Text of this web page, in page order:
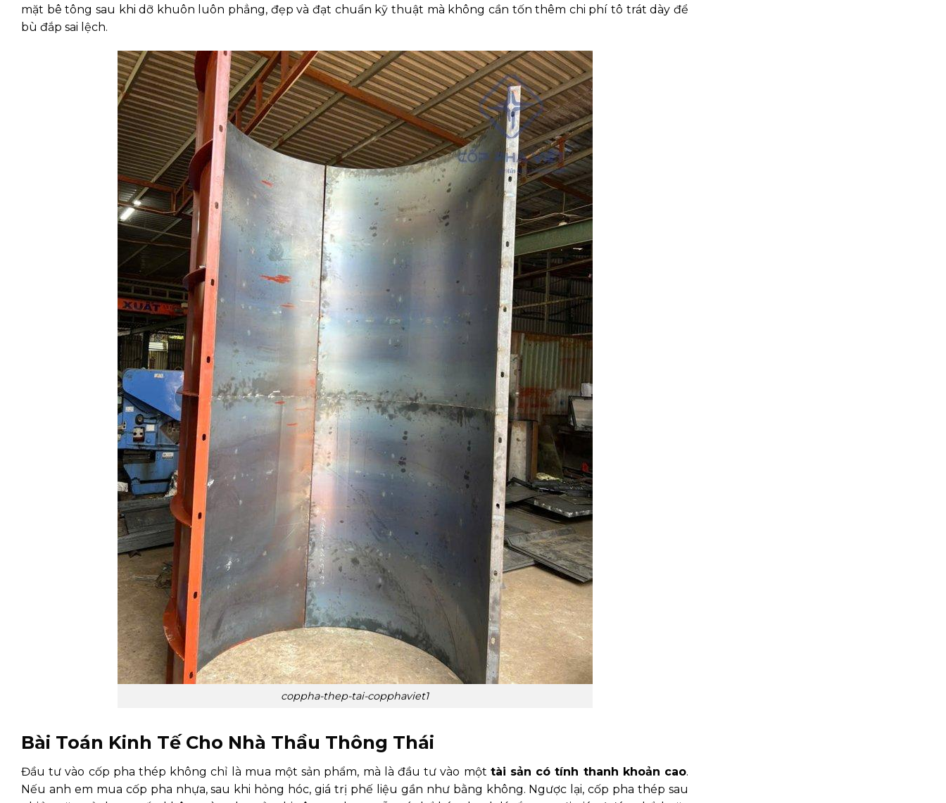
mặt bê tông sau khi dỡ khuôn luôn phẳng, đẹp và đạt chuẩn kỹ thuật mà không cần tốn thêm chi phí tô trát dày để
bù đắp sai lệch.
coppha-thep-tai-copphaviet1
Bài Toán Kinh Tế Cho Nhà Thầu Thông Thái
Đầu tư vào cốp pha thép không chỉ là mua một sản phẩm, mà là đầu tư vào một tài sản có tính thanh khoản cao.
Nếu anh em mua cốp pha nhựa, sau khi hỏng hóc, giá trị phế liệu gần như bằng không. Ngược lại, cốp pha thép sau